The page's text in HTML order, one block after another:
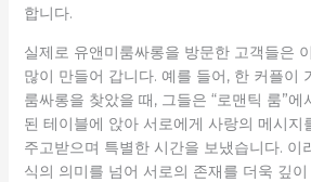
합니다.
실제로 유앤미룸싸롱을 방문한 고객들은
많이 만들어 갑니다. 예를 들어, 한 커플이
룸싸롱을 찾았을 때, 그들은 “로맨틱 룸”에
된 테이블에 앉아 서로에게 사랑의 메시지
주고받으며 특별한 시간을 보냈습니다. 이
식의 의미를 넘어 서로의 존재를 더욱 깊